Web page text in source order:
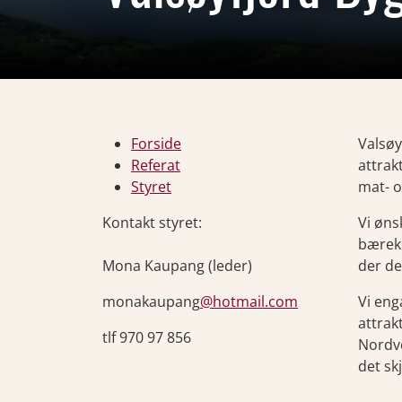
Forside
Referat
Styret
Kontakt styret:
Mona Kaupang (leder)
monakaupang@hotmail.com
tlf 970 97 856
mat-
Vi
der
Vi
det